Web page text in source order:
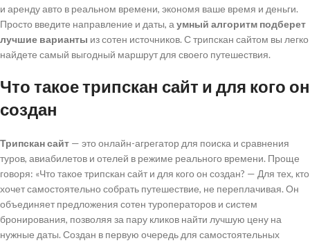
и аренду авто в реальном времени, экономя ваше время и деньги.
Просто введите направление и даты, а умный алгоритм подберет
лучшие варианты из сотен источников. С трипскан сайтом вы легко
найдете самый выгодный маршрут для своего путешествия.
Что такое трипскан сайт и для кого он
создан
Трипскан сайт — это онлайн-агрегатор для поиска и сравнения
туров, авиабилетов и отелей в режиме реального времени. Проще
говоря: «Что такое трипскан сайт и для кого он создан? — Для тех, кто
хочет самостоятельно собрать путешествие, не переплачивая. Он
объединяет предложения сотен туроператоров и систем
бронирования, позволяя за пару кликов найти лучшую цену на
нужные даты. Создан в первую очередь для самостоятельных